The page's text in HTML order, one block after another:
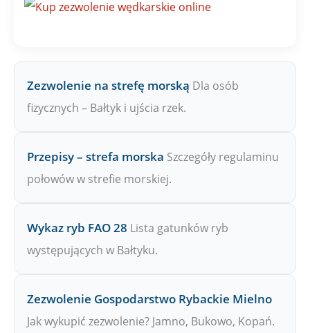
Zezwolenie na strefę morską Dla osób
fizycznych – Bałtyk i ujścia rzek.
Przepisy – strefa morska Szczegóły regulaminu
połowów w strefie morskiej.
Wykaz ryb FAO 28 Lista gatunków ryb
występujących w Bałtyku.
Zezwolenie Gospodarstwo Rybackie Mielno
Jak wykupić zezwolenie? Jamno, Bukowo, Kopań.